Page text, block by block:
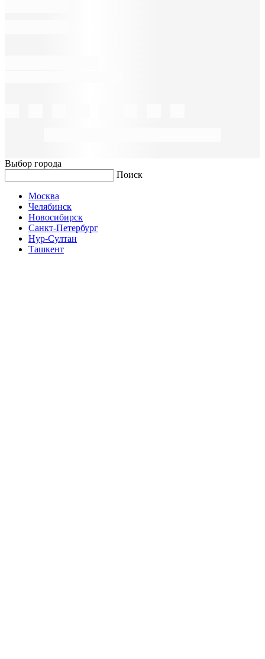
Выбор города
Поиск
Москва
Челябинск
Новосибирск
Санкт-Петербург
Нур-Султан
Ташкент